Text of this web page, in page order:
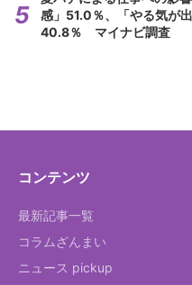
感」51.0％、「やる気が
40.8％ マイナビ調査
コンテンツ
最新記事一覧
コラムざんまい
ニュース pickup